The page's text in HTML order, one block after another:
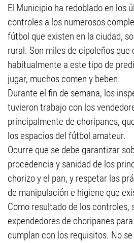
El Municipio ha redoblado en los
controles a los numerosos
fútbol que existen en la ciudad,
rural. Son miles de cipoleños que
habitualmente a este tipo de
jugar, muchos comen y beben.
Durante el fin de semana, los
tuvieron trabajo con los
principalmente de choripanes,
los espacios del fútbol amateur.
Ocurre que se debe garantizar
procedencia y sanidad de los
chorizo y el pan, y respetar las
de manipulación e higiene que
Como resultado de los controles,
expendedores de choripanes
cumplan con los requisitos. No